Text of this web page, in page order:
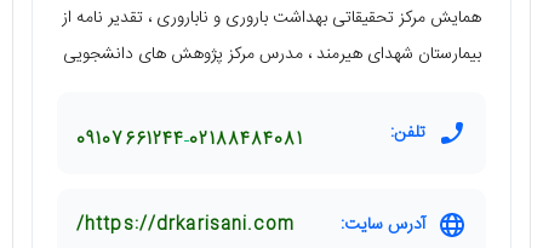
همایش مرکز تحقیقاتی بهداشت باروری و ناباروری ، تقدیر نامه از
بیمارستان شهدای هیرمند ، مدرس مرکز پژوهش های دانشجویی
تلفن: 02188484081
09107661244
آدرس سایت: https://drkarisani.com/